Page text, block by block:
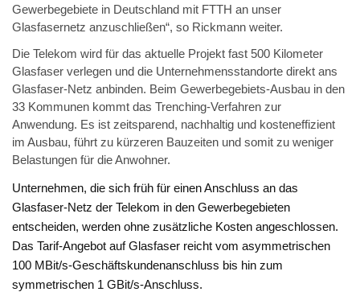
Gewerbegebiete in Deutschland mit FTTH an unser
Glasfasernetz anzuschließen“, so Rickmann weiter.
Die Telekom wird für das aktuelle Projekt fast 500 Kilometer
Glasfaser verlegen und die Unternehmensstandorte direkt ans
Glasfaser-Netz anbinden. Beim Gewerbegebiets-Ausbau in den
33 Kommunen kommt das Trenching-Verfahren zur
Anwendung. Es ist zeitsparend, nachhaltig und kosteneffizient
im Ausbau, führt zu kürzeren Bauzeiten und somit zu weniger
Belastungen für die Anwohner.
Unternehmen, die sich früh für einen Anschluss an das
Glasfaser-Netz der Telekom in den Gewerbegebieten
entscheiden, werden ohne zusätzliche Kosten angeschlossen.
Das Tarif-Angebot auf Glasfaser reicht vom asymmetrischen
100 MBit/s-Geschäftskundenanschluss bis hin zum
symmetrischen 1 GBit/s-Anschluss.